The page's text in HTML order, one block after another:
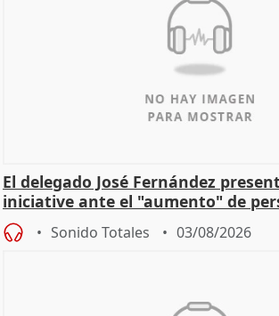
El delegado José Fernández
iniciative ante el "aumento" de
hogar en Madri
Sonido Totales 03/08/2026